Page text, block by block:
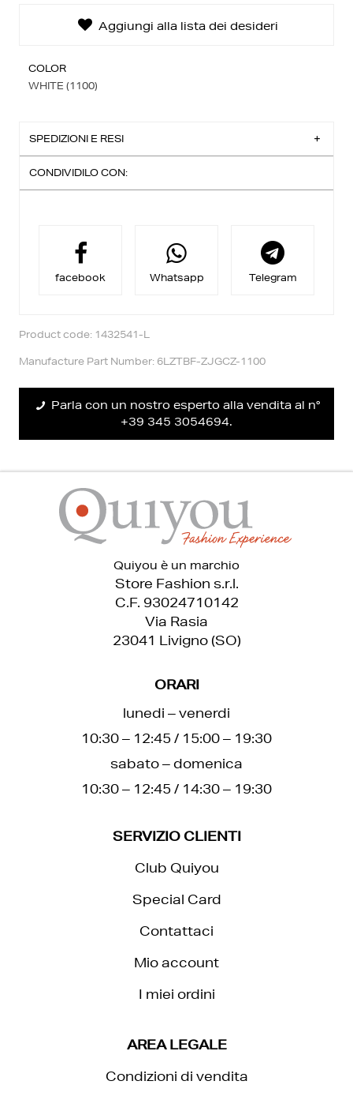
Aggiungi alla lista dei desideri
COLOR
WHITE (1100)
SPEDIZIONI E RESI
aggiuntivo,
riceverai una email quando il tuo ordine è pronto per
essere ritirato.
Reso facile:
CONDIVIDILO CON:
facebook Whatsapp Telegram
Product code: 1432541-L
Manufacture Part Number: 6LZTBF-ZJGCZ-1100
Parla con un nostro esperto alla vendita al n°
+39 345 3054694.
Quiyou è un marchio
Store Fashion s.r.l.
C.F. 93024710142
Via Rasia
23041 Livigno (SO)
ORARI
lunedi – venerdi
10:30 – 12:45 / 15:00 – 19:30
sabato – domenica
10:30 – 12:45 / 14:30 – 19:30
SERVIZIO CLIENTI
Club Quiyou
Special Card
Contattaci
Mio account
I miei ordini
AREA LEGALE
Condizioni di vendita